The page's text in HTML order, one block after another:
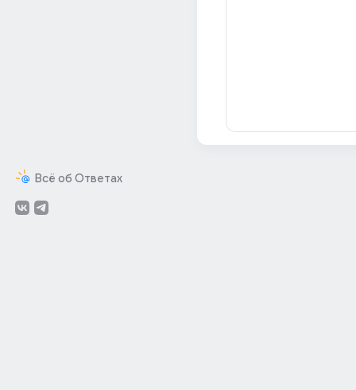
Всё об Ответах